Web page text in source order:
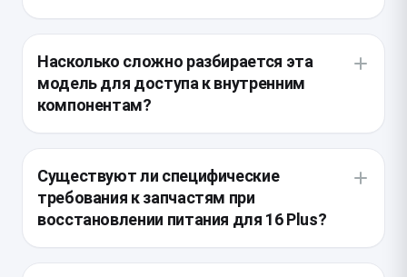
Насколько сложно разбирается эта
модель для доступа к внутренним
компонентам?
безопасного вскрытия без повреждения
дисплейного модуля. Внутри плотная компоновка
компонентов требует профессионального
оборудования, так как неосторожные действия
Существуют ли специфические
требования к запчастям при
восстановлении питания для 16 Plus?